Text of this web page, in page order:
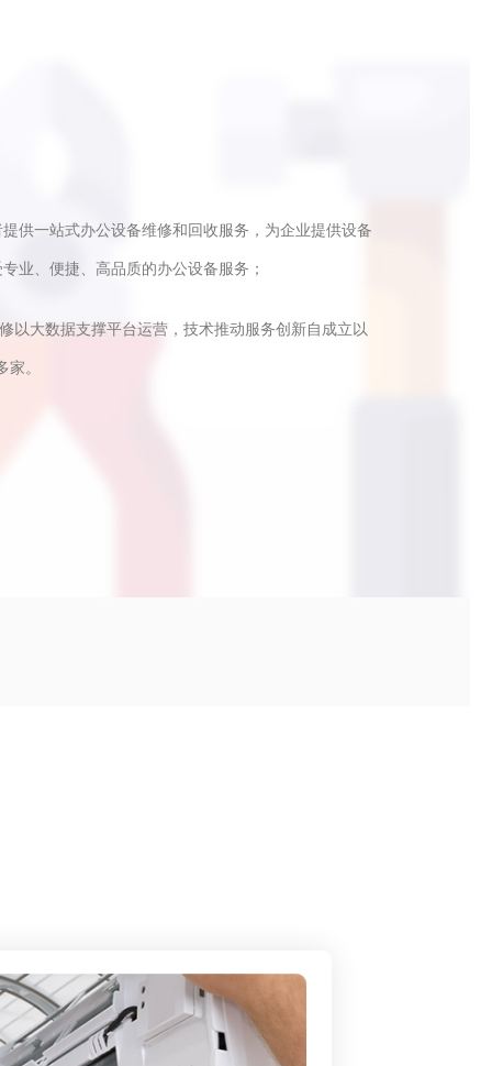
供一站式办公设备维修和回收服务，为企业提供设备
业、便捷、高品质的办公设备服务；
以大数据支撑平台运营，技术推动服务创新自成立以
。